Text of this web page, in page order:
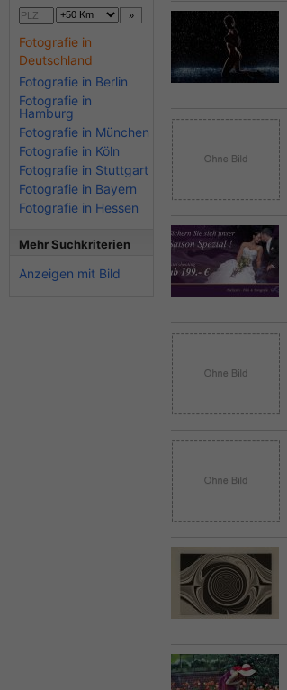
Fotografie in
Deutschland
Fotografie in Berlin
Fotografie in
Hamburg
Fotografie in München
Fotografie in Köln
Fotografie in Stuttgart
Fotografie in Bayern
Fotografie in Hessen
Mehr Suchkriterien
Anzeigen mit Bild